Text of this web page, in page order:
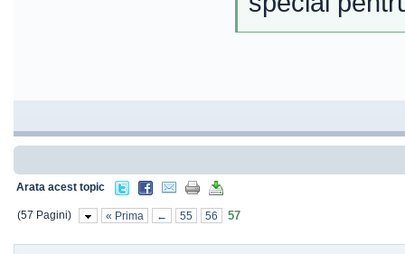
Arata acest topic
(57 Pagini) « Prima ← 55 56 57